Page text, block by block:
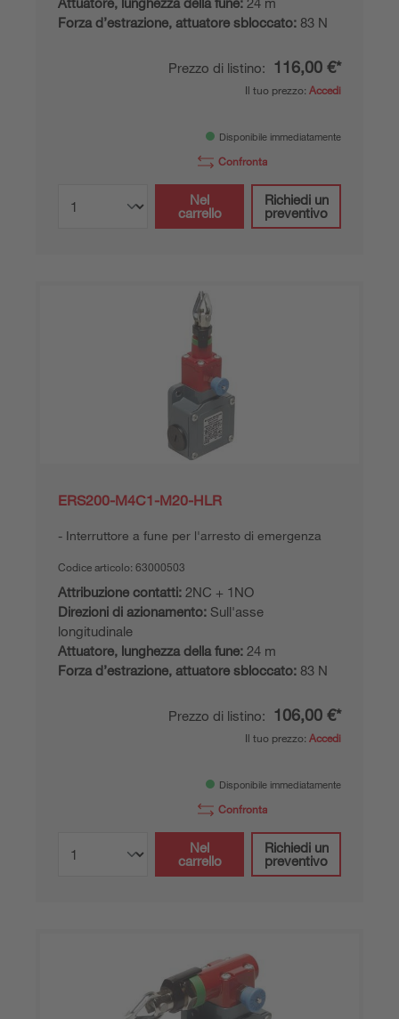
Forza d’estrazione, attuatore sbloccato: 83 N
Prezzo di listino: 116,00 €*
Il tuo prezzo: Accedi
Disponibile immediatamente
Confronta
Nel
carrello
Richiedi un
preventivo
ERS200-M4C1-M20-HLR
Interruttore a fune per l'arresto di emergenza
Codice articolo: 63000503
Attribuzione contatti: 2NC + 1NO
Direzioni di azionamento: Sull'asse
longitudinale
Attuatore, lunghezza della fune: 24 m
Forza d’estrazione, attuatore sbloccato: 83 N
Prezzo di listino: 106,00 €*
Il tuo prezzo: Accedi
Disponibile immediatamente
Confronta
Nel
carrello
Richiedi un
preventivo